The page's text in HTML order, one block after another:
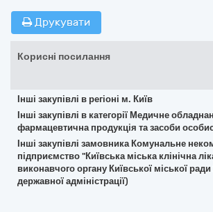
Друкувати
Корисні посилання
Інші закупівлі в регіоні м. Київ
Інші закупівлі в категорії Медичне
фармацевтична продукція та засоби
Інші закупівлі замовника Комунальне
підприємство "Київська міська клінічна
виконавчого органу Київської міської ради
державної адміністрації)